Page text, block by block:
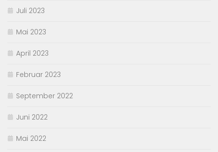
Juli 2023
Mai 2023
April 2023
Februar 2023
September 2022
Juni 2022
Mai 2022